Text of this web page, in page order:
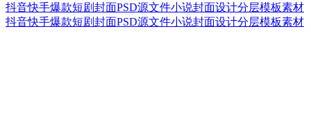
抖音快手爆款短剧封面PSD源文件小说封面设计分层模板素材
抖音快手爆款短剧封面PSD源文件小说封面设计分层模板素材